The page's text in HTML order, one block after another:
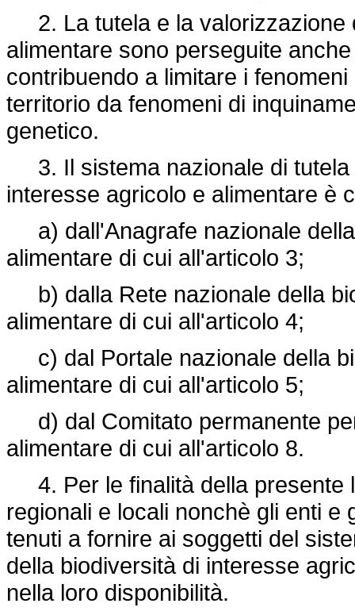
2. La tutela e la valorizzazione
alimentare sono perseguite
contribuendo a limitare i
territorio da fenomeni di
genetico.
3. Il sistema nazionale di tutela
interesse agricolo e alimentare è
a) dall'Anagrafe nazionale
alimentare di cui all'articolo 3;
b) dalla Rete nazionale della
alimentare di cui all'articolo 4;
c) dal Portale nazionale della
alimentare di cui all'articolo 5;
d) dal Comitato permanente
alimentare di cui all'articolo 8.
4. Per le finalità della presente
regionali e locali nonchè gli enti
tenuti a fornire ai soggetti del
della biodiversità di interesse
nella loro disponibilità.